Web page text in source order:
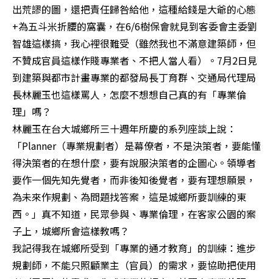
出荒謬的圖，還把責任歸咎給他，這種給錢是大爺的心態
+為五斗米折腰的窩囊，在6/6樹保會就見到客委會主委劉
智雄這樣搞，我心裡很難受（雖然我也不滿意建築師，但
不贊成官員這樣作賤專業者、不把人當人看）。7月2日見
到建築與都市計畫專業的都發局長丁育群、交通局代理局
長林麗玉也這樣罵人，怎麼不想想自己真的有「專業倫
理」嗎？
林麗玉在台大城鄉所三十週年所慶的系列座談上說：
「Planner（專業規劃者）是幕僚者，不是決策者，要能懂
得決策者的在想什麼，要有說服決策者的企圖心。領導者
要作一個先知先覺者，而非後知後覺者，要有理想願景，
為未來作規劃、為問題找答案，這是城鄉所要訓練的東
西。」真不知道，民眾參與、專業倫理，在客家公園的案
子上，城鄉所會這樣教嗎？
我記得我在城鄉所受到「專業的通才教育」的訓練：進步
規劃師，不能只照顧業主（官員）的需求，要協助把使用